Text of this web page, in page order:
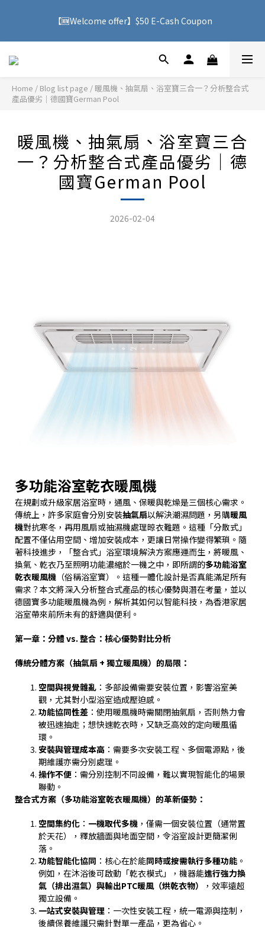
service to Hong Kong
【🆕Welcome offer】$50 E-Cash Coupon
🚚 With purchases over HK$500, you can enjoy free delivery
Home / Blog list page / 暖風機、抽氣扇、浴室寶三合一？分析整合式
產品優劣｜德國寶German Pool
暖風機、抽氣扇、浴室寶三合
一？分析整合式產品優劣｜德
國寶German Pool
2026-02-04
多功能浴室乾衣暖風機
在規劃或升級家居浴室時，通風、保暖與乾燥是三個核心需求。
傳統上，許多家庭會分別安裝抽氣扇以解決潮濕問題，另購暖風
機對抗寒冬，再用風扇或抽濕機處理晾衣難題。這種「分散式」
配置不僅佔用空間、增加安裝成本，更讓日常操作變得繁瑣。隨
著科技進步，「整合式」浴室環境解決方案應運而生，將暖風、
換氣、乾衣乃至照明功能濃縮於一機之中，即所謂的多功能浴室
乾衣暖風機 （俗稱浴室寶）。這種一體化設計是否真能滿足所有
需求？本文將深入分析整合式產品的核心優勢與潛在考量，並以
德國寶多功能暖風機為例，解析其如何以智能科技，為香港家居
浴室帶來前所未有的舒適與便利。
第一章：分體vs. 整合：核心優勢對比分析
傳統分體方案（抽氣扇 + 獨立暖風機）的局限：
空間與視覺雜亂 ：多部設備需要安裝位置，影響浴室美
觀，尤其對小型浴室造成壓迫感。
功能協同性差 ：使用暖風機時需關閉抽氣扇，否則熱力會
被迅速抽走；想快速乾衣時，又缺乏高效的定向暖風循
環。
安裝與管理成本高 ：需要多次安裝工程、多個電源點，後
期維護亦需分別處理。
操作不便 ：需分別控制不同設備，難以實現智能化的場景
聯動。
整合式方案（多功能浴室乾衣暖風機）的革新優勢：
空間集約化 ： 一機取代多機 ，僅需一個安裝位置（通常置
於天花），釋放牆面與地面空間，令浴室設計更簡潔俐
落。
功能智能化協同 ：核心在於能同時或按需執行多種功能 。
例如，在沐浴後可啟動「乾衣模式」，機器能進行強力換
氣（排出濕氣）與輸出PTC暖風（烘乾衣物）
，效率遠超
獨立設備。
一站式安裝與管理 ：一次性安裝工程，統一電源與控制，
後續保養維護只需針對單一產品，更為省心。